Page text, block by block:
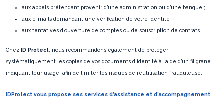
aux appels prétendant provenir d’une administration ou d’une banque ;
aux e-mails demandant une vérification de votre identité ;
aux tentatives d’ouverture de comptes ou de souscription de contrats.
Chez ID Protect , nous recommandons également de protéger
systématiquement les copies de vos documents d’identité à l’aide d’un filigrane
indiquant leur usage, afin de limiter les risques de réutilisation frauduleuse.
IDProtect vous propose ses services d’assistance et d’accompagnement